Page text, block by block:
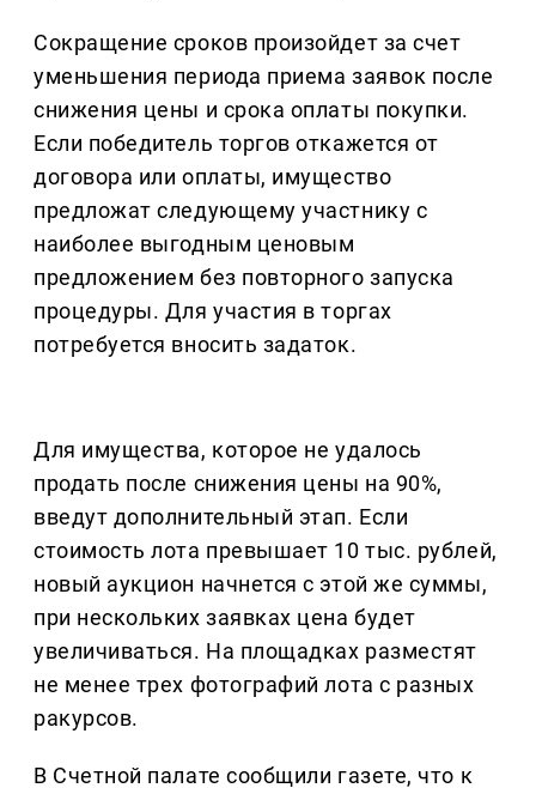
Сокращение сроков произойдет за счет
уменьшения периода приема заявок после
снижения цены и срока оплаты покупки.
Если победитель торгов откажется от
договора или оплаты, имущество
предложат следующему участнику с
наиболее выгодным ценовым
предложением без повторного запуска
процедуры. Для участия в торгах
потребуется вносить задаток.
Для имущества, которое не удалось
продать после снижения цены на 90%,
введут дополнительный этап. Если
стоимость лота превышает 10 тыс. рублей,
новый аукцион начнется с этой же суммы,
при нескольких заявках цена будет
увеличиваться. На площадках разместят
не менее трех фотографий лота с разных
ракурсов.
В Счетной палате сообщили газете, что к